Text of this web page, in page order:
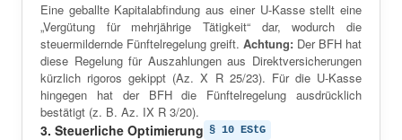
Eine geballte Kapitalabfindung aus einer U-Kasse stellt eine
„Vergütung für mehrjährige Tätigkeit“ dar, wodurch die
steuermildernde Fünftelregelung greift. Achtung: Der BFH hat
diese Regelung für Auszahlungen aus Direktversicherungen
kürzlich rigoros gekippt (Az. X R 25/23). Für die U-Kasse
hingegen hat der BFH die Fünftelregelung ausdrücklich
bestätigt (z. B. Az. IX R 3/20).
3. Steuerliche Optimierung § 10 EStG